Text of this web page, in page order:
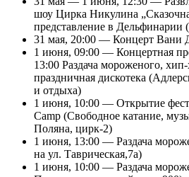
шоу Цирка Никулина
представление в Дельфинарии
31 мая, 20:00 — Концерт Вани
1 июня, 09:00 — Концертная
13:00 Раздача мороженого,
праздничная дискотека
и отдыха)
1 июня, 10:00 — Открытие
Camp (Свободное катание,
Поляна, цирк-2)
1 июня, 13:00 — Раздача
на ул. Таврическая,7а)
1 июня, 10:00 — Раздача